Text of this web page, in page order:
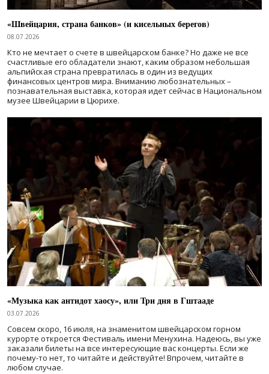
«Швейцария, страна банков» (и кисельных берегов)
08.07.2026
Кто не мечтает о счете в швейцарском банке? Но даже не все
счастливые его обладатели знают, каким образом небольшая
альпийская страна превратилась в один из ведущих
финансовых центров мира. Вниманию любознательных –
познавательная выставка, которая идет сейчас в Национальном
музее Швейцарии в Цюрихе.
«Музыка как антидот хаосу», или Три дня в Гштааде
03.07.2026
Совсем скоро, 16 июля, на знаменитом швейцарском горном
курорте откроется Фестиваль имени Менухина. Надеюсь, вы уже
заказали билеты на все интересующие вас концерты. Если же
почему-то нет, то читайте и действуйте! Впрочем, читайте в
любом случае.